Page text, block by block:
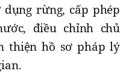
rừng, cấp phép
điều chỉnh chủ
thiện hồ sơ pháp lý